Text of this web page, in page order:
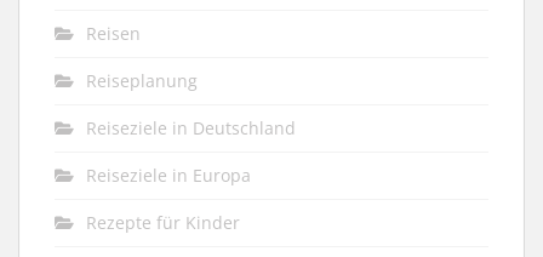
Reisen
Reiseplanung
Reiseziele in Deutschland
Reiseziele in Europa
Rezepte für Kinder